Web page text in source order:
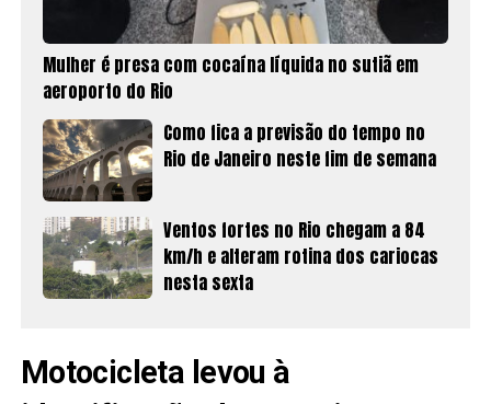
Mulher é presa com cocaína líquida no sutiã em
aeroporto do Rio
Como fica a previsão do tempo no
Rio de Janeiro neste fim de semana
Ventos fortes no Rio chegam a 84
km/h e alteram rotina dos cariocas
nesta sexta
Motocicleta levou à